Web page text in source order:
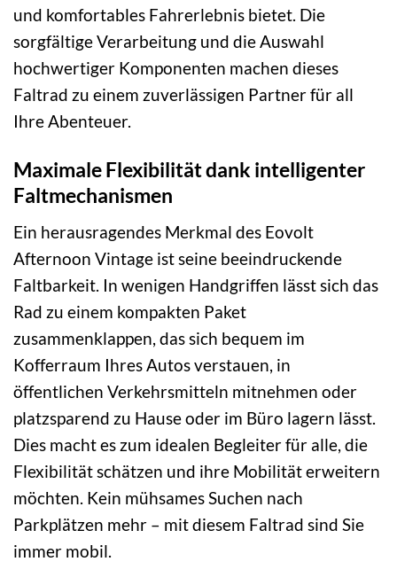
und komfortables Fahrerlebnis bietet. Die
sorgfältige Verarbeitung und die Auswahl
hochwertiger Komponenten machen dieses
Faltrad zu einem zuverlässigen Partner für all
Ihre Abenteuer.
Maximale Flexibilität dank intelligenter
Faltmechanismen
Ein herausragendes Merkmal des Eovolt
Afternoon Vintage ist seine beeindruckende
Faltbarkeit. In wenigen Handgriffen lässt sich das
Rad zu einem kompakten Paket
zusammenklappen, das sich bequem im
Kofferraum Ihres Autos verstauen, in
öffentlichen Verkehrsmitteln mitnehmen oder
platzsparend zu Hause oder im Büro lagern lässt.
Dies macht es zum idealen Begleiter für alle, die
Flexibilität schätzen und ihre Mobilität erweitern
möchten. Kein mühsames Suchen nach
Parkplätzen mehr – mit diesem Faltrad sind Sie
immer mobil.